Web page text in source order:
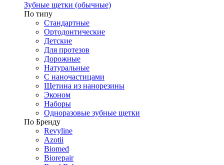
Зубные щетки (обычные)
По типу
Стандартные
Ортодонтические
Детские
Для протезов
Дорожные
Натуральные
С наночастицами
Щетина из нанорезины
Эконом
Наборы
Одноразовые зубные щетки
По Бренду
Revyline
Azotii
Biomed
Biorepair